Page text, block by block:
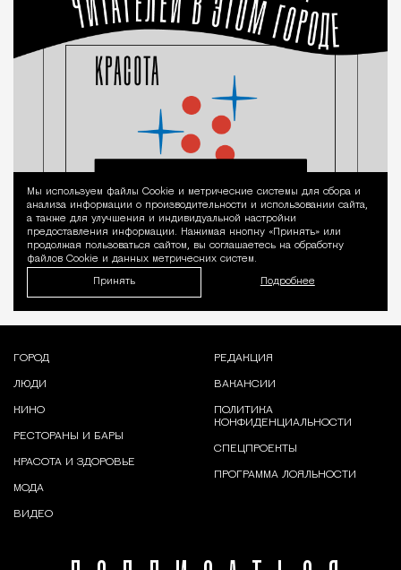
Уведомление
Мы используем файлы Сookie и метрические системы для сбора и
анализа информации о производительности и использовании сайта,
а также для улучшения и индивидуальной настройки
предоставления информации. Нажимая кнопку «Принять» или
продолжая пользоваться сайтом, вы соглашаетесь на обработку
файлов Cookie и данных метрических систем.
Принять Подробнее
ГОРОД
ЛЮДИ
КИНО
РЕСТОРАНЫ И БАРЫ
КРАСОТА И ЗДОРОВЬЕ
МОДА
ВИДЕО
РЕДАКЦИЯ
ВАКАНСИИ
ПОЛИТИКА
КОНФИДЕНЦИАЛЬНОСТИ
СПЕЦПРОЕКТЫ
ПРОГРАММА ЛОЯЛЬНОСТИ